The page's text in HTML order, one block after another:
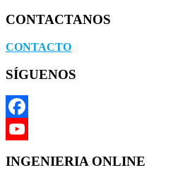
CONTACTANOS
CONTACTO
SÍGUENOS
Facebook
INGENIERIA ONLINE